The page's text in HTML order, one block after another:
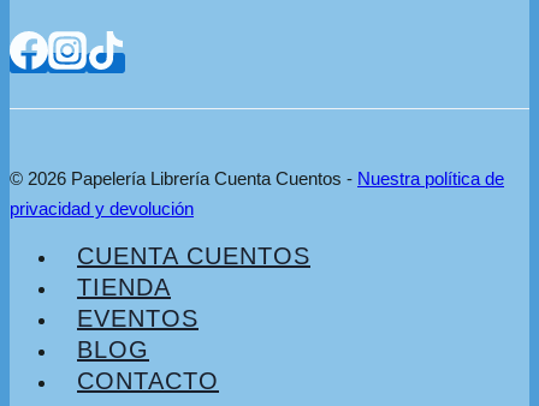
© 2026 Papelería Librería Cuenta Cuentos - Nuestra política de
privacidad y devolución
CUENTA CUENTOS
TIENDA
EVENTOS
BLOG
CONTACTO